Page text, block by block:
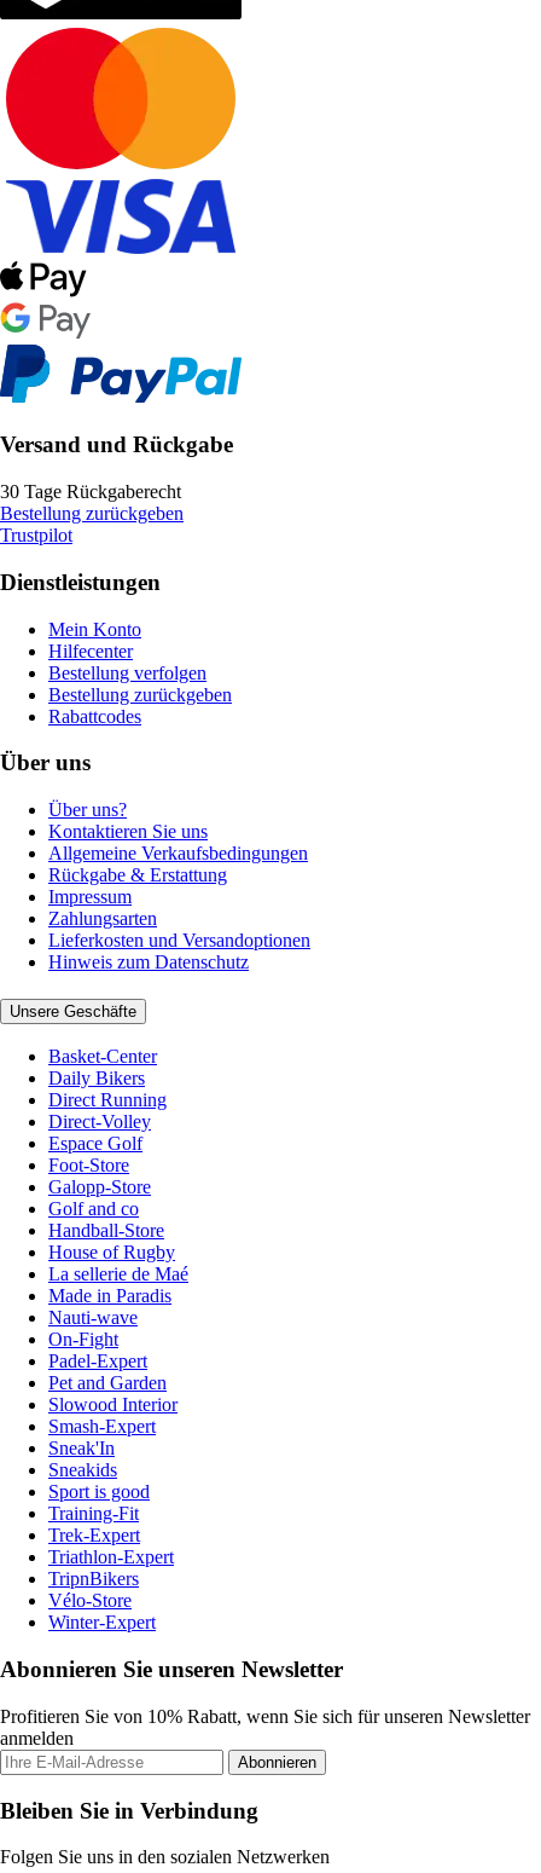
Versand und Rückgabe
30 Tage Rückgaberecht
Bestellung zurückgeben
Trustpilot
Dienstleistungen
Mein Konto
Hilfecenter
Bestellung verfolgen
Bestellung zurückgeben
Rabattcodes
Über uns
Über uns?
Kontaktieren Sie uns
Allgemeine Verkaufsbedingungen
Rückgabe & Erstattung
Impressum
Zahlungsarten
Lieferkosten und Versandoptionen
Hinweis zum Datenschutz
Unsere Geschäfte
Basket-Center
Daily Bikers
Direct Running
Direct-Volley
Espace Golf
Foot-Store
Galopp-Store
Golf and co
Handball-Store
House of Rugby
La sellerie de Maé
Made in Paradis
Nauti-wave
On-Fight
Padel-Expert
Pet and Garden
Slowood Interior
Smash-Expert
Sneak'In
Sneakids
Sport is good
Training-Fit
Trek-Expert
Triathlon-Expert
TripnBikers
Vélo-Store
Winter-Expert
Abonnieren Sie unseren Newsletter
Profitieren Sie von 10% Rabatt, wenn Sie sich für unseren Newsletter
anmelden
Abonnieren
Bleiben Sie in Verbindung
Folgen Sie uns in den sozialen Netzwerken